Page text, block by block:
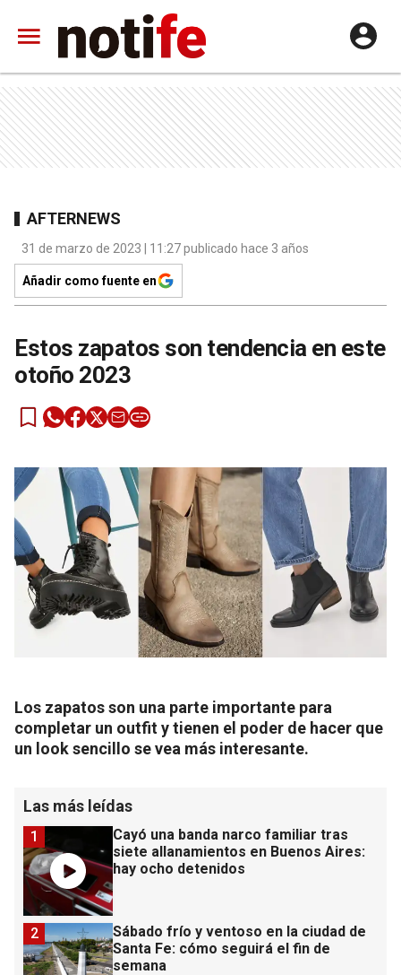
AFTERNEWS
31 de marzo de 2023 | 11:27 publicado hace 3 años
Añadir como fuente en
Estos zapatos son tendencia en este
otoño 2023
Los zapatos son una parte importante para
completar un outfit y tienen el poder de hacer que
un look sencillo se vea más interesante.
Las más leídas
Cayó una banda narco familiar tras
siete allanamientos en Buenos Aires:
hay ocho detenidos
1
Sábado frío y ventoso en la ciudad de
Santa Fe: cómo seguirá el fin de
semana
2